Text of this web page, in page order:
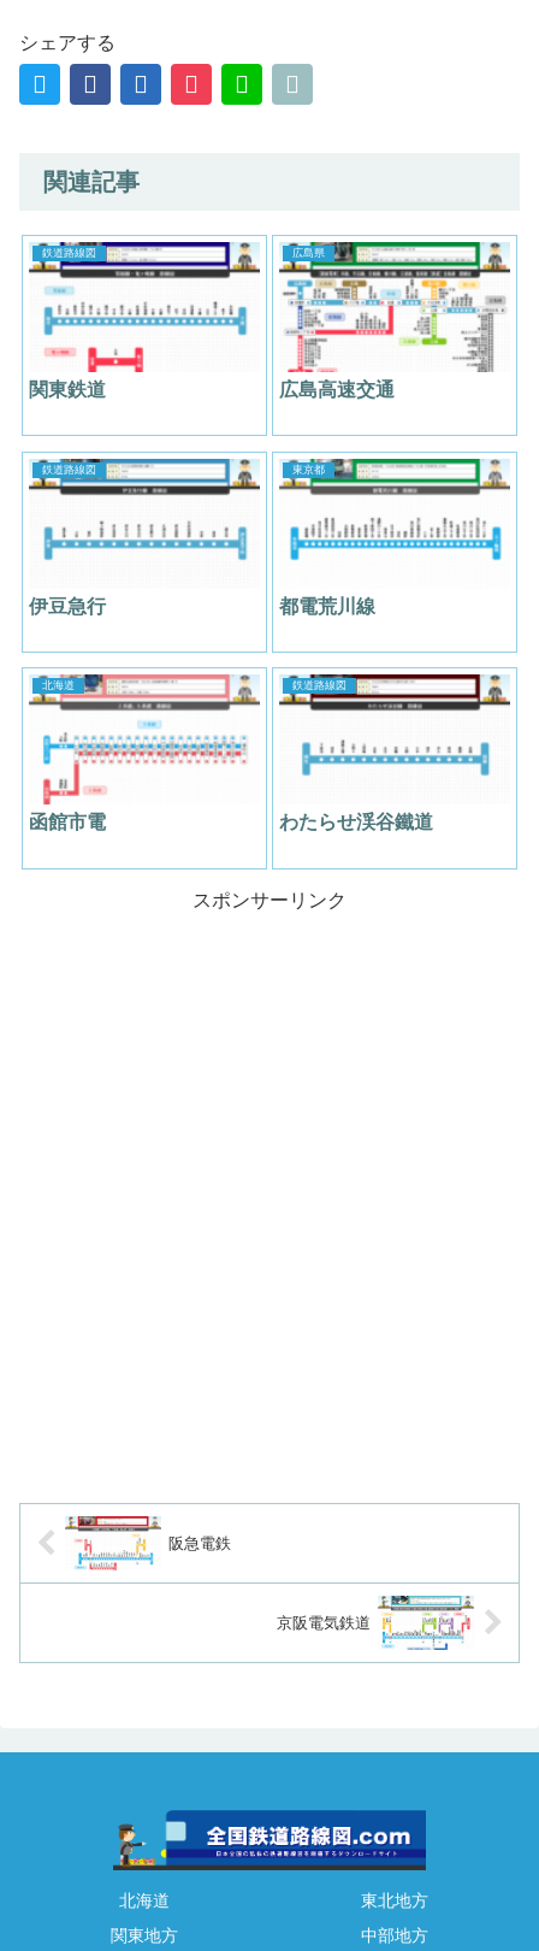
シェアする
関連記事
鉄道路線図
関東鉄道
広島県
広島高速交通
鉄道路線図
伊豆急行
東京都
都電荒川線
北海道
函館市電
鉄道路線図
わたらせ渓谷鐵道
スポンサーリンク
阪急電鉄
京阪電気鉄道
北海道
東北地方
関東地方
中部地方